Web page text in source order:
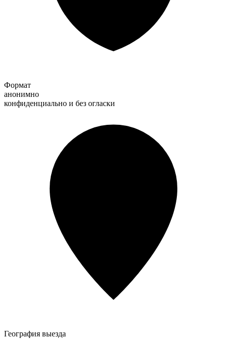
Формат
анонимно
конфиденциально и без огласки
География выезда